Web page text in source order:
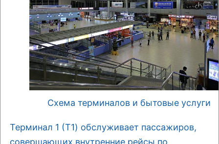
Схема терминалов и бытовые услуги
Терминал 1 (T1) обслуживает пассажиров,
совершающих внутренние рейсы по